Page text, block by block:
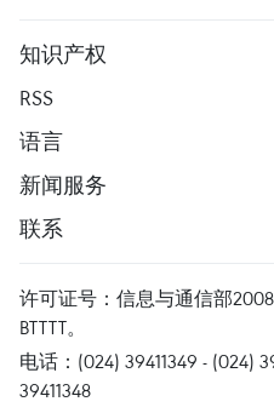
知识产权
RSS
语言
新闻服务
联系
许可证号：信息与通信部2008
BTTTT。
电话：(024) 39411349 - (024)
39411348